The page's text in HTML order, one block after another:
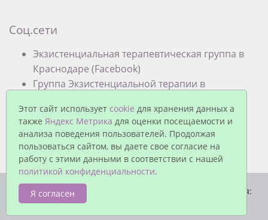
Соц.сети
Экзистенциальная терапевтическая группа в
Краснодаре (Facebook)
Группа Экзистенциальной терапии в
© Павел Еремеев, 2026. Работает на
| Время:
0.0265 | SQL: 3 | Память: 0.85MB
Этот сайт использует cookie для хранения данных а
также Яндекс Метрика для оценки посещаемости и
анализа поведения пользователей. Продолжая
пользоваться сайтом, вы даете свое согласие на
работу с этими данными в соответствии с нашей
политикой конфиденциальности.
Я согласен